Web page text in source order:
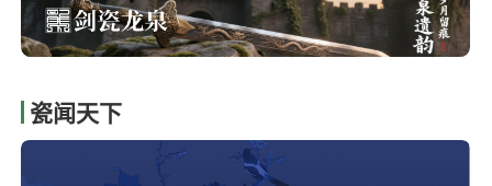
瓷闻天下